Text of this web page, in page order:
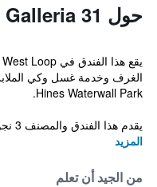
حول 31 Houston Near the Galleria
Hines Waterwall Park.
يقدم هذا الفندق والمصنف 3 نجوم إنترنت، قاعة مؤتمرات و...
المزيد
من الجيد أن تعلم